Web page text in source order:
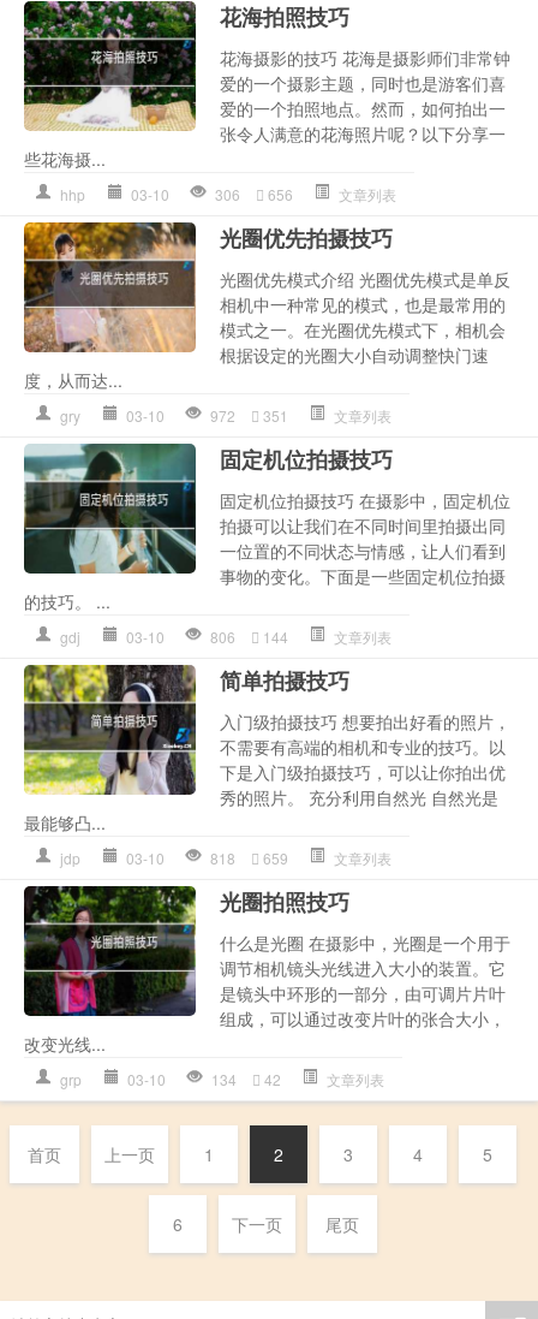
花海拍照技巧
花海摄影的技巧 花海是摄影师们非常钟
爱的一个摄影主题，同时也是游客们喜
爱的一个拍照地点。然而，如何拍出一
张令人满意的花海照片呢？以下分享一
些花海摄...
hhp 03-10 306 656 文章列表
光圈优先拍摄技巧
光圈优先模式介绍 光圈优先模式是单反
相机中一种常见的模式，也是最常用的
模式之一。在光圈优先模式下，相机会
根据设定的光圈大小自动调整快门速
度，从而达...
gry 03-10 972 351 文章列表
固定机位拍摄技巧
固定机位拍摄技巧 在摄影中，固定机位
拍摄可以让我们在不同时间里拍摄出同
一位置的不同状态与情感，让人们看到
事物的变化。下面是一些固定机位拍摄
的技巧。 ...
gdj 03-10 806 144 文章列表
简单拍摄技巧
入门级拍摄技巧 想要拍出好看的照片，
不需要有高端的相机和专业的技巧。以
下是入门级拍摄技巧，可以让你拍出优
秀的照片。 充分利用自然光 自然光是
最能够凸...
jdp 03-10 818 659 文章列表
光圈拍照技巧
什么是光圈 在摄影中，光圈是一个用于
调节相机镜头光线进入大小的装置。它
是镜头中环形的一部分，由可调片片叶
组成，可以通过改变片叶的张合大小，
改变光线...
grp 03-10 134 42 文章列表
首页 上一页 1 2 3 4 5
6 下一页 尾页